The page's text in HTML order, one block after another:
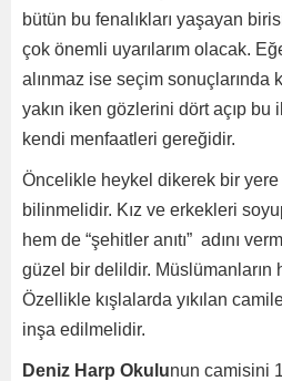
bütün bu fenalıkları yaşayan
çok önemli uyarılarım olacak.
alınmaz ise seçim sonuçlarında
yakın iken gözlerini dört açıp bu
kendi menfaatleri gereğidir.
Öncelikle heykel dikerek bir yere
bilinmelidir. Kız ve erkekleri
hem de “şehitler anıtı” adını
güzel bir delildir. Müslümanların
Özellikle kışlalarda yıkılan
inşa edilmelidir.
Deniz Harp Okulunun camisini